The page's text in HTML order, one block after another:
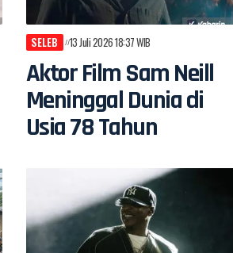
SELEB 13 Juli 2026 18:37 WIB
Aktor Film Sam Neill
Meninggal Dunia di
Usia 78 Tahun